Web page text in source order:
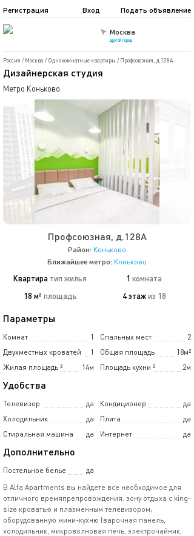
Москва
другой город
Подать объявление
Регистрация Вход
Россия / Москва / Однокомнатные квартиры / Профсоюзная, д.128А
Дизайнерская студия
Метро Коньково.
Профсоюзная, д.128А
Район: Коньково
Ближайшее метро: Коньково
Квартира тип жилья 1 комната
18 м² площадь 4 этаж из 18
Параметры
Комнат 1 Спальных мест
2
Двухместных кроватей
1 Общая площадь
18м²
Жилая площадь
14м
² Площадь кухни 2м
²
Удобства
Телевизор да Кондиционер
да
Холодильник
да Плита
да
Стиральная машина
да Интернет да
Дополнительно
Постельное белье
да
В Alfa Apartments вы найдете все необходимое для
отличного времяпрепровождения: зону отдыха с king-
size кроватью и плазменным телевизором;
оборудованную мини-кухню (варочная панель,
холодильник, микроволновая печь, электрочайник,